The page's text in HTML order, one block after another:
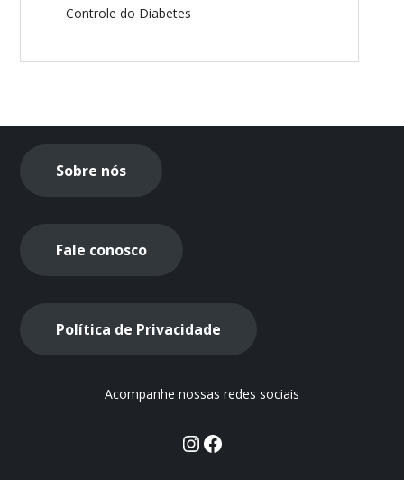
Controle do Diabetes
Sobre nós
Fale conosco
Política de Privacidade
Acompanhe nossas redes sociais
Instagram
Facebook